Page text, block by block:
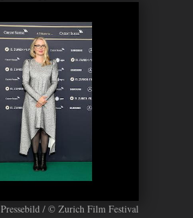
Pressebild / © Zurich Film Festival